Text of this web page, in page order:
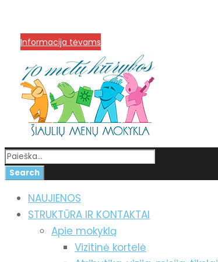
Informacija tėvams
NAUJIENOS
STRUKTŪRA IR KONTAKTAI
Apie mokyklą
Vizitinė kortelė